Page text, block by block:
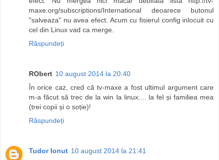
maxe.org/subscriptions/International deoarece butonul
"salveaza" nu avea efect. Acum cu fisierul config inlocuit cu
cel din Linux vad ca merge.
Răspundeți
RObert 10 august 2014 la 20:40
În orice caz, cred că tv-maxe a fost ultimul argument care
m-a făcut să trec de la win la linux.... la fel și familiea mea
(trei copii și o soție)!
Răspundeți
Tudor Ionut 10 august 2014 la 21:41